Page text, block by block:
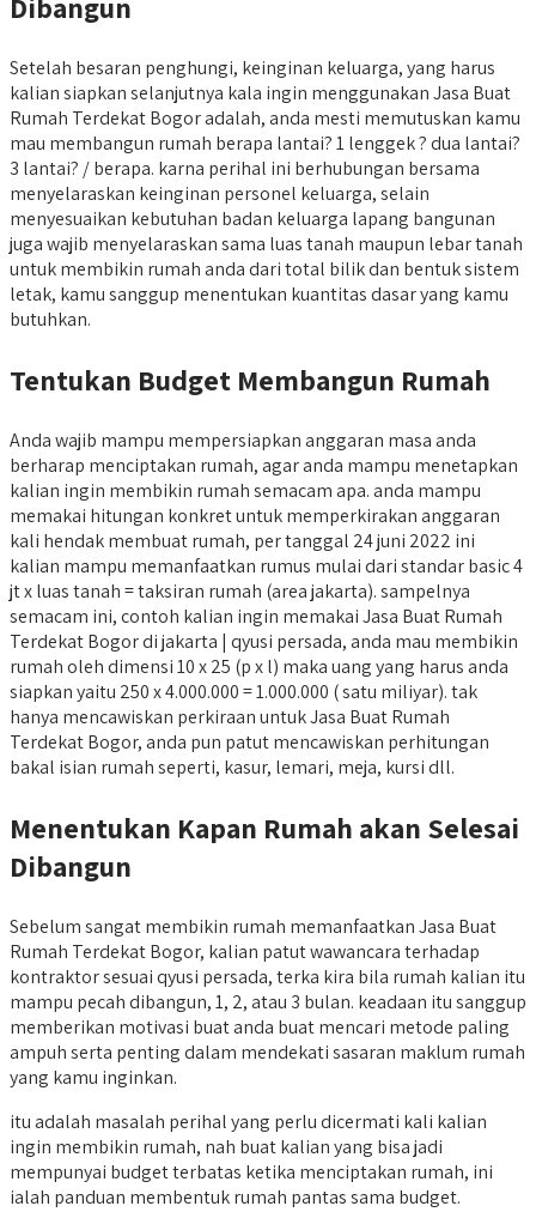
Setelah besaran penghungi, keinginan keluarga, yang harus
kalian siapkan selanjutnya kala ingin menggunakan Jasa Buat
Rumah Terdekat Bogor adalah, anda mesti memutuskan kamu
mau membangun rumah berapa lantai? 1 lenggek ? dua lantai?
3 lantai? / berapa. karna perihal ini berhubungan bersama
menyelaraskan keinginan personel keluarga, selain
menyesuaikan kebutuhan badan keluarga lapang bangunan
juga wajib menyelaraskan sama luas tanah maupun lebar tanah
untuk membikin rumah anda dari total bilik dan bentuk sistem
letak, kamu sanggup menentukan kuantitas dasar yang kamu
butuhkan.
Tentukan Budget Membangun Rumah
Anda wajib mampu mempersiapkan anggaran masa anda
berharap menciptakan rumah, agar anda mampu menetapkan
kalian ingin membikin rumah semacam apa. anda mampu
memakai hitungan konkret untuk memperkirakan anggaran
kali hendak membuat rumah, per tanggal 24 juni 2022 ini
kalian mampu memanfaatkan rumus mulai dari standar basic 4
jt x luas tanah = taksiran rumah (area jakarta). sampelnya
semacam ini, contoh kalian ingin memakai Jasa Buat Rumah
Terdekat Bogor di jakarta | qyusi persada, anda mau membikin
rumah oleh dimensi 10 x 25 (p x l) maka uang yang harus anda
siapkan yaitu 250 x 4.000.000 = 1.000.000 ( satu miliyar). tak
hanya mencawiskan perkiraan untuk Jasa Buat Rumah
Terdekat Bogor, anda pun patut mencawiskan perhitungan
bakal isian rumah seperti, kasur, lemari, meja, kursi dll.
Menentukan Kapan Rumah akan Selesai
Dibangun
Sebelum sangat membikin rumah memanfaatkan Jasa Buat
Rumah Terdekat Bogor, kalian patut wawancara terhadap
kontraktor sesuai qyusi persada, terka kira bila rumah kalian itu
mampu pecah dibangun, 1, 2, atau 3 bulan. keadaan itu sanggup
memberikan motivasi buat anda buat mencari metode paling
ampuh serta penting dalam mendekati sasaran maklum rumah
yang kamu inginkan.
itu adalah masalah perihal yang perlu dicermati kali kalian
ingin membikin rumah, nah buat kalian yang bisa jadi
mempunyai budget terbatas ketika menciptakan rumah, ini
ialah panduan membentuk rumah pantas sama budget.